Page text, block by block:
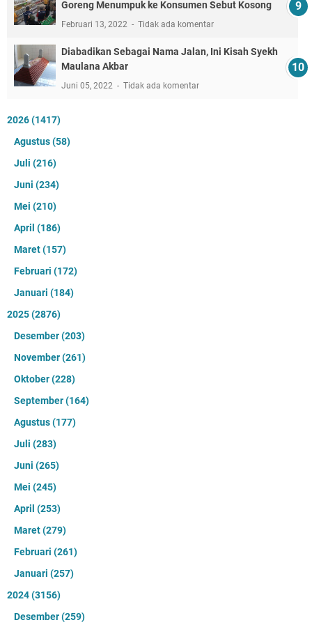
Goreng Menumpuk ke Konsumen Sebut Kosong
Februari 13, 2022 Tidak ada komentar
Diabadikan Sebagai Nama Jalan, Ini Kisah Syekh
Maulana Akbar
Juni 05, 2022 Tidak ada komentar
2026(1417)
Agustus(58)
Juli (216)
Juni (234)
Mei (210)
April (186)
Maret(157)
Februari (172)
Januari (184)
2025(2876)
Desember(203)
November(261)
Oktober(228)
September(164)
Agustus(177)
Juli (283)
Juni (265)
Mei (245)
April (253)
Maret(279)
Februari (261)
Januari (257)
2024(3156)
Desember(259)